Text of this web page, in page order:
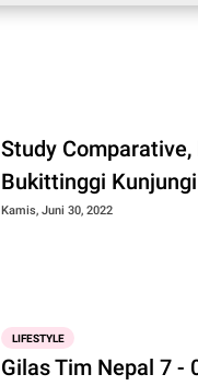
Study
Bukittinggi
Kamis, Juni 30, 2022
LIFESTYLE
Gilas Tim Nepal 7 -